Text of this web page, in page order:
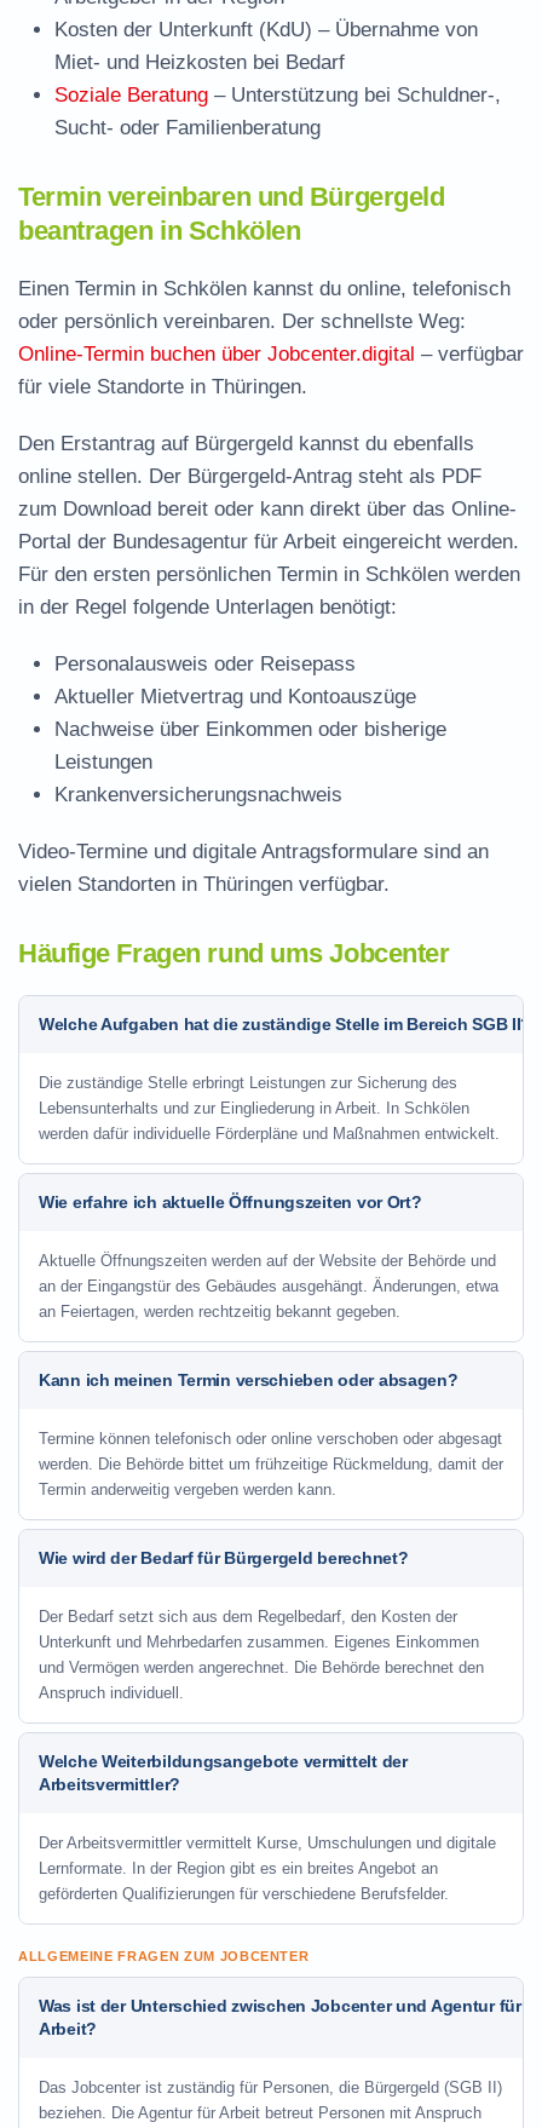
Kosten der Unterkunft (KdU) – Übernahme von
Miet- und Heizkosten bei Bedarf
Soziale Beratung – Unterstützung bei Schuldner-,
Sucht- oder Familienberatung
Termin vereinbaren und Bürgergeld
beantragen in Schkölen
Einen Termin in Schkölen kannst du online, telefonisch
oder persönlich vereinbaren. Der schnellste Weg:
Online-Termin buchen über Jobcenter.digital – verfügbar
für viele Standorte in Thüringen.
Den Erstantrag auf Bürgergeld kannst du ebenfalls
online stellen. Der Bürgergeld-Antrag steht als PDF
zum Download bereit oder kann direkt über das Online-
Portal der Bundesagentur für Arbeit eingereicht werden.
Für den ersten persönlichen Termin in Schkölen werden
in der Regel folgende Unterlagen benötigt:
Personalausweis oder Reisepass
Aktueller Mietvertrag und Kontoauszüge
Nachweise über Einkommen oder bisherige
Leistungen
Krankenversicherungsnachweis
Video-Termine und digitale Antragsformulare sind an
vielen Standorten in Thüringen verfügbar.
Häufige Fragen rund ums Jobcenter
Welche Aufgaben hat die zuständige Stelle im Bereich SGB II?
Die zuständige Stelle erbringt Leistungen zur Sicherung des
Lebensunterhalts und zur Eingliederung in Arbeit. In Schkölen
werden dafür individuelle Förderpläne und Maßnahmen entwickelt.
Wie erfahre ich aktuelle Öffnungszeiten vor Ort?
Aktuelle Öffnungszeiten werden auf der Website der Behörde und
an der Eingangstür des Gebäudes ausgehängt. Änderungen, etwa
an Feiertagen, werden rechtzeitig bekannt gegeben.
Kann ich meinen Termin verschieben oder absagen?
Termine können telefonisch oder online verschoben oder abgesagt
werden. Die Behörde bittet um frühzeitige Rückmeldung, damit der
Termin anderweitig vergeben werden kann.
Wie wird der Bedarf für Bürgergeld berechnet?
Der Bedarf setzt sich aus dem Regelbedarf, den Kosten der
Unterkunft und Mehrbedarfen zusammen. Eigenes Einkommen
und Vermögen werden angerechnet. Die Behörde berechnet den
Anspruch individuell.
Welche Weiterbildungsangebote vermittelt der
Arbeitsvermittler?
Der Arbeitsvermittler vermittelt Kurse, Umschulungen und digitale
Lernformate. In der Region gibt es ein breites Angebot an
geförderten Qualifizierungen für verschiedene Berufsfelder.
ALLGEMEINE FRAGEN ZUM JOBCENTER
Was ist der Unterschied zwischen Jobcenter und Agentur für
Arbeit?
Das Jobcenter ist zuständig für Personen, die Bürgergeld (SGB II)
beziehen. Die Agentur für Arbeit betreut Personen mit Anspruch